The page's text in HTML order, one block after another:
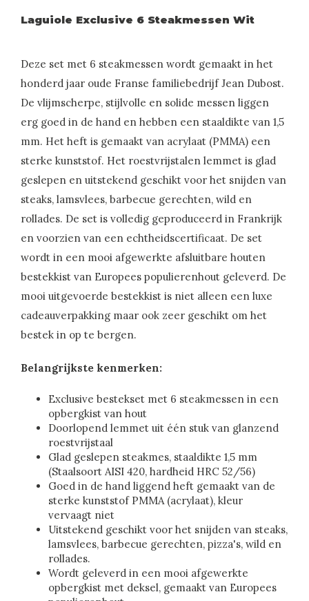
Laguiole Exclusive 6 Steakmessen Wit
Deze set met 6 steakmessen wordt gemaakt in het
honderd jaar oude Franse familiebedrijf Jean Dubost.
De vlijmscherpe, stijlvolle en solide messen liggen
erg goed in de hand en hebben een staaldikte van 1,5
mm. Het heft is gemaakt van acrylaat (PMMA) een
sterke kunststof. Het roestvrijstalen lemmet is glad
geslepen en uitstekend geschikt voor het snijden van
steaks, lamsvlees, barbecue gerechten, wild en
rollades. De set is volledig geproduceerd in Frankrijk
en voorzien van een echtheidscertificaat. De set
wordt in een mooi afgewerkte afsluitbare houten
bestekkist van Europees populierenhout geleverd. De
mooi uitgevoerde bestekkist is niet alleen een luxe
cadeauverpakking maar ook zeer geschikt om het
bestek in op te bergen.
Belangrijkste kenmerken:
Exclusive bestekset met 6 steakmessen in een
opbergkist van hout
Doorlopend lemmet uit één stuk van glanzend
roestvrijstaal
Glad geslepen steakmes, staaldikte 1,5 mm
(Staalsoort AISI 420, hardheid HRC 52/56)
Goed in de hand liggend heft gemaakt van de
sterke kunststof PMMA (acrylaat), kleur
vervaagt niet
Uitstekend geschikt voor het snijden van steaks,
lamsvlees, barbecue gerechten, pizza's, wild en
rollades.
Wordt geleverd in een mooi afgewerkte
opbergkist met deksel, gemaakt van Europees